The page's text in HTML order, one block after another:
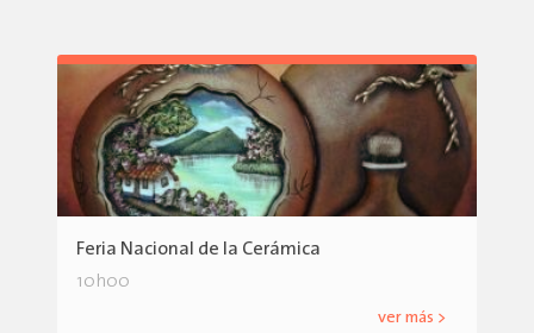
Feria Nacional de la Cerámica
10h00
ver más >